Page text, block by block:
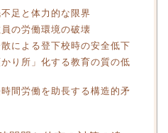
足と体力的な限界
の労働環境の破壊
による登下校時の安全低下
り所」化する教育の質の低
間労働を助長する構造的矛